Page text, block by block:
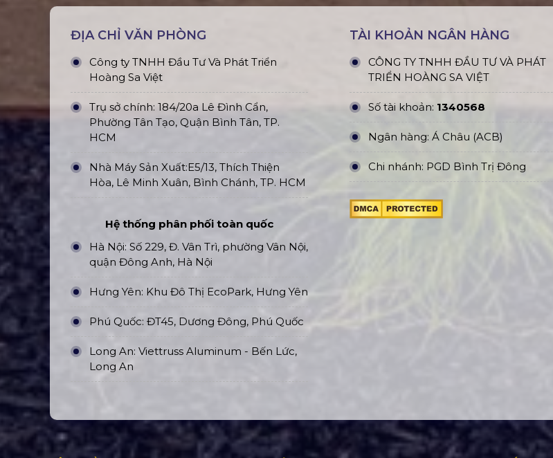
ĐỊA CHỈ VĂN PHÒNG
Công ty TNHH Đầu Tư Và Phát Triển
Hoàng Sa Việt
Trụ sở chính: 184/20a Lê Đình Cẩn,
Phường Tân Tạo, Quận Bình Tân, TP.
HCM
Nhà Máy Sản Xuất:E5/13, Thích Thiện
Hòa, Lê Minh Xuân, Bình Chánh, TP. HCM
Hệ thống phân phối toàn quốc
Hà Nội: Số 229, Đ. Vân Trì, phường Vân Nội,
quận Đông Anh, Hà Nội
Hưng Yên: Khu Đô Thị EcoPark, Hưng Yên
Phú Quốc: ĐT45, Dương Đông, Phú Quốc
Long An: Viettruss Aluminum - Bến Lức,
Long An
TÀI KHOẢN NGÂN HÀNG
CÔNG TY TNHH ĐẦU TƯ VÀ PHÁT
TRIỂN HOÀNG SA VIỆT
Số tài khoản: 1340568
Ngân hàng: Á Châu (ACB)
Chi nhánh: PGD Bình Trị Đông